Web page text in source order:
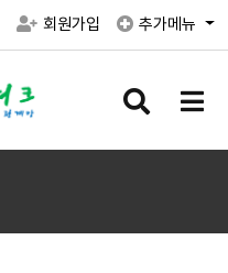
회원가입 추가메뉴
검
버
메
버